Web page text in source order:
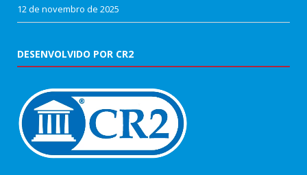
12 de novembro de 2025
DESENVOLVIDO POR CR2